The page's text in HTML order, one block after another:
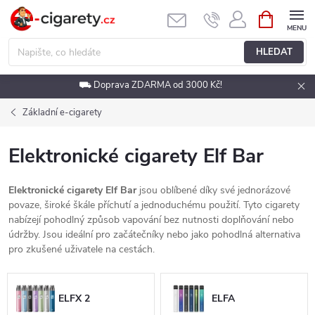
Přejít
obsah
HLEDAT
NÁKUPNÍ
KOŠÍK
⛟ Doprava ZDARMA od 3000 Kč!
Základní e-cigarety
Elektronické cigarety Elf Bar
Elektronické cigarety Elf Barjsou oblíbené díky své jednorázové
povaze, široké škále příchutí a jednoduchému použití. Tyto cigarety
nabízejí pohodlný způsob vapování bez nutnosti doplňování nebo
údržby. Jsou ideální pro začátečníky nebo jako pohodlná alternativa
pro zkušené uživatele na cestách.
ELFX 2 ELFA